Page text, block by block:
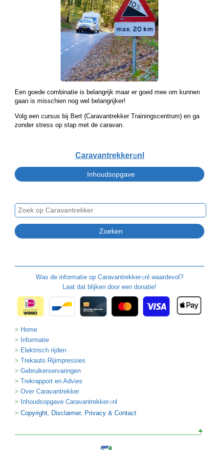
Een goede combinatie is belangrijk maar er goed mee om kunnen
gaan is misschien nog wel belangrijker!
Volg een cursus bij Bert (Caravantrekker Trainingscentrum) en ga
zonder stress op stap met de caravan.
Caravantrekker🙂nl
Was de informatie op Caravantrekker🙂nl waardevol?
Laat dat blijken door een donatie!
Home
Informatie
Elektrisch rijden
Trekauto Rijimpressies
Gebruikerservaringen
Trekrapport en Advies
Over Caravantrekker
Inhoudsopgave Caravantrekker🙂nl
Copyright, Disclaimer, Privacy & Contact